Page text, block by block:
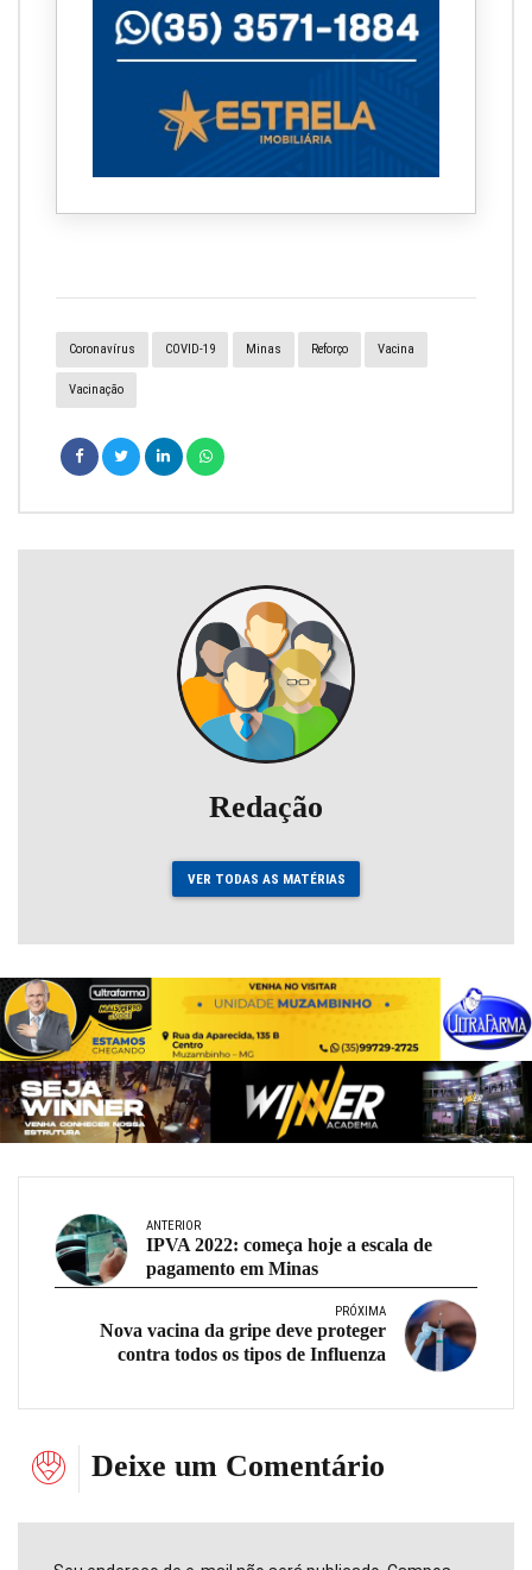
Coronavírus COVID-19 Minas Reforço Vacina
Vacinação
Redação
VER TODAS AS MATÉRIAS
ANTERIOR
IPVA 2022: começa hoje a escala de
pagamento em Minas
PRÓXIMA
Nova vacina da gripe deve proteger
contra todos os tipos de Influenza
Deixe um Comentário